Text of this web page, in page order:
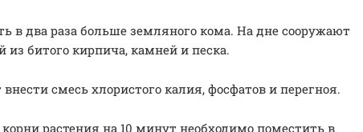
в два раза больше земляного кома. На дне сооружают
битого кирпича, камней и песка.
смесь хлористого калия, фосфатов и перегноя.
растения на 10 минут необходимо поместить в